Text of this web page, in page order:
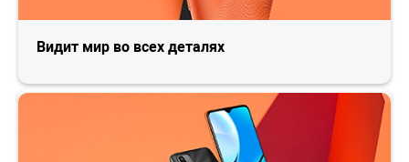
Видит мир во всех деталях